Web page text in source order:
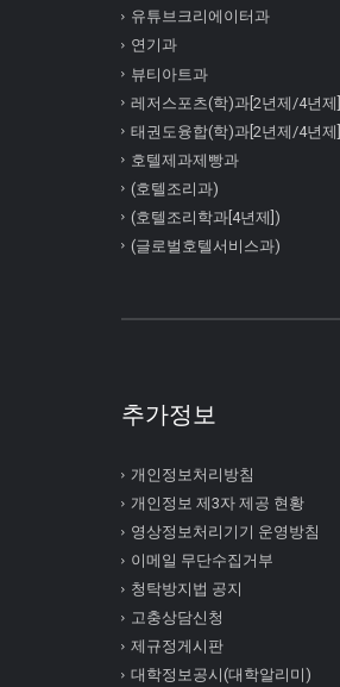
유튜브크리에이터과
연기과
뷰티아트과
레저스포츠(학)과[2년제/4년제]
태권도융합(학)과[2년제/4년제]
호텔제과제빵과
(호텔조리과)
(호텔조리학과[4년제])
(글로벌호텔서비스과)
추가정보
개인정보처리방침
개인정보 제3자 제공 현황
영상정보처리기기 운영방침
이메일 무단수집거부
청탁방지법 공지
고충상담신청
제규정게시판
대학정보공시(대학알리미)